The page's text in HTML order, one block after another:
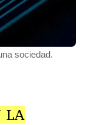
sociedad.
LA